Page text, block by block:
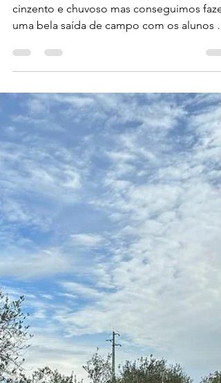
margemesquerdaguad
19 de nov. de 2024
1 min de leitura
09/01/2024
Série Educação Ambiental | O dia esteve
cinzento e chuvoso mas conseguimos fazer
uma bela saída de campo com os alunos
9°B da Escola...